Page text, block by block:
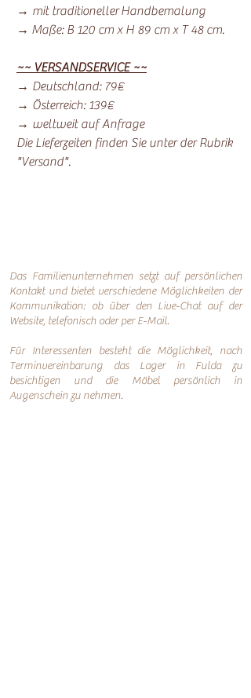
→ mit traditioneller Handbemalung
→ Maße: B 120 cm x H 89 cm x T 48 cm.
~~ VERSANDSERVICE ~~
→ Deutschland: 79€
→ Österreich: 139€
→ weltweit auf Anfrage
Die Lieferzeiten finden Sie unter der Rubrik
"Versand".
Das Familienunternehmen setzt auf persönlichen
Kontakt und bietet verschiedene Möglichkeiten der
Kommunikation: ob über den Live-Chat auf der
Website, telefonisch oder perE-Mail.
Für Interessenten besteht die Möglichkeit, nach
Terminvereinbarung das Lager in Fulda zu
besichtigen und die Möbel persönlich in
Augenschein zu nehmen.